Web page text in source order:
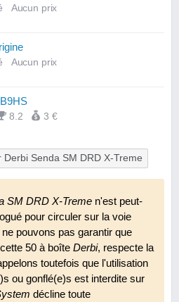
Aucun prix
Aucun prix
8.2 3 €
Senda SM DRD X-Treme
SM DRD X-Treme n'est peut-
pour circuler sur la voie
pouvons pas garantir que
50 à boîte Derbi, respecte la
toutefois que l'utilisation
ou gonflé(e)s est interdite sur
décline toute